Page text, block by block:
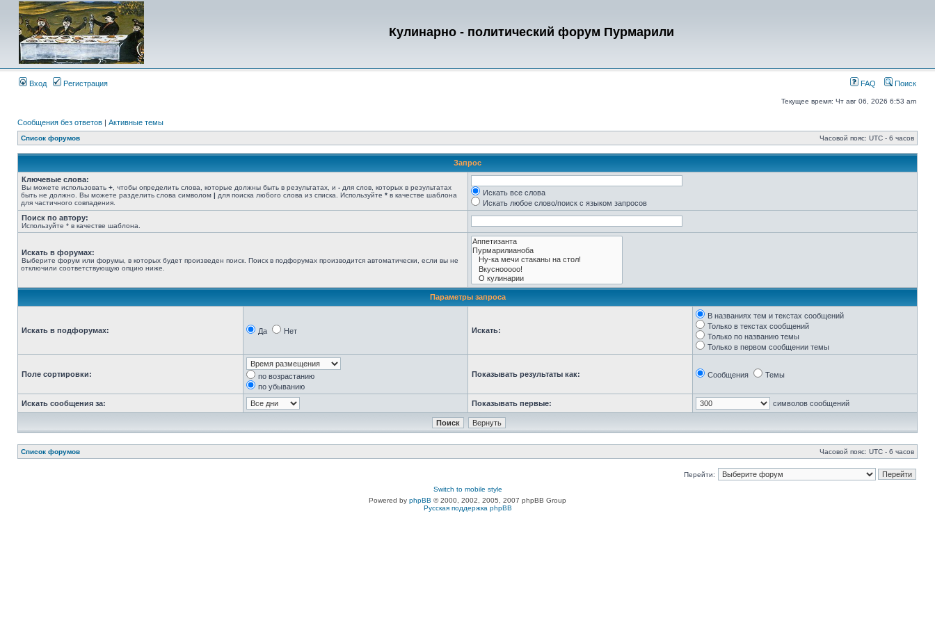
Кулинарно - политический форум Пурмарили
Вход Регистрация FAQ Поиск
Текущее время: Чт авг 06, 2026 6:53 am
Сообщения без ответов | Активные темы
Список форумов Часовой пояс: UTC - 6 часов
Запрос
Ключевые слова:
Вы можете использовать + , чтобы определить слова, которые должны быть в результатах, и - для слов, которых в результатах
быть не должно. Вы можете разделить слова символом | для поиска любого слова из списка. Используйте * в качестве шаблона
для частичного совпадения.
Искать все слова
Искать любое слово/поиск с языком запросов
Поиск по автору:
Используйте * в качестве шаблона.
Искать в форумах:
Выберите форум или форумы, в которых будет произведен поиск. Поиск в подфорумах производится автоматически, если вы не
отключили соответствующую опцию ниже.
Параметры запроса
Искать в подфорумах: Да Нет Искать:
В названиях тем и текстах сообщений
Только в текстах сообщений
Только по названию темы
Только в первом сообщении темы
Поле сортировки:
по возрастанию
по убыванию
Показывать результаты как: Сообщения Темы
Искать сообщения за: Показывать первые: символов сообщений
Список форумов Часовой пояс: UTC - 6 часов
Перейти:
Switch to mobile style
Powered by phpBB © 2000, 2002, 2005, 2007 phpBB Group
Русская поддержка phpBB